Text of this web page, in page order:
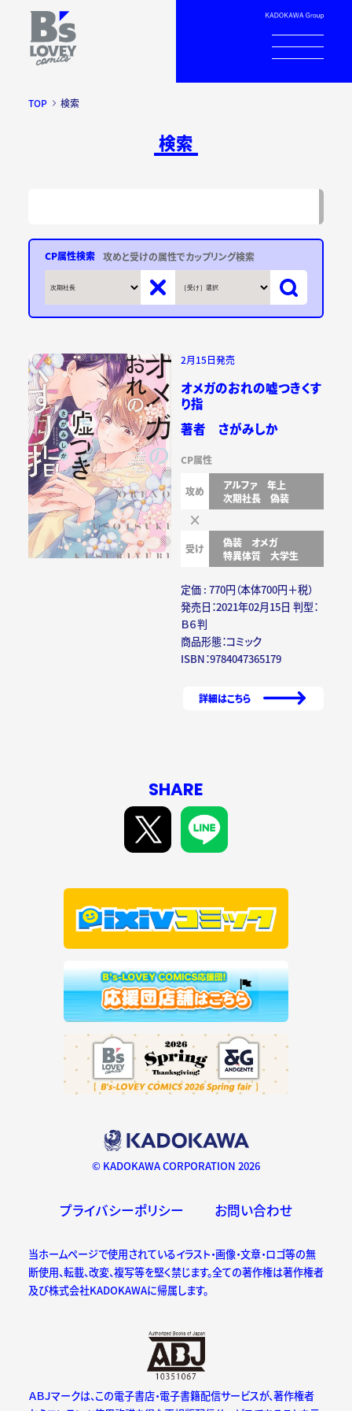
TOP 検索
検索
攻めと受けの属性でカップリング検索
CP属性検索
2月15日発売
オメガのおれの嘘つきくす
り指
著者 さがみしか
CP属性
攻め アルファ
年上
次期社長
偽装
受け 偽装
オメガ
特異体質
大学生
定価 : 770円（本体700円＋税）
発売日：2021年02月15日 判型：
Ｂ６判
商品形態：コミック
ISBN：9784047365179
詳細はこちら
SHARE
© KADOKAWA CORPORATION 2026
プライバシーポリシー お問い合わせ
当ホームページで使用されているイラスト・画像・文章・ロゴ等の無
断使用、転載、改変、複写等を堅く禁じます。全ての著作権は著作権者
及び株式会社KADOKAWAに帰属します。
ＡＢＪマークは、この電子書店・電子書籍配信サービスが、著作権者